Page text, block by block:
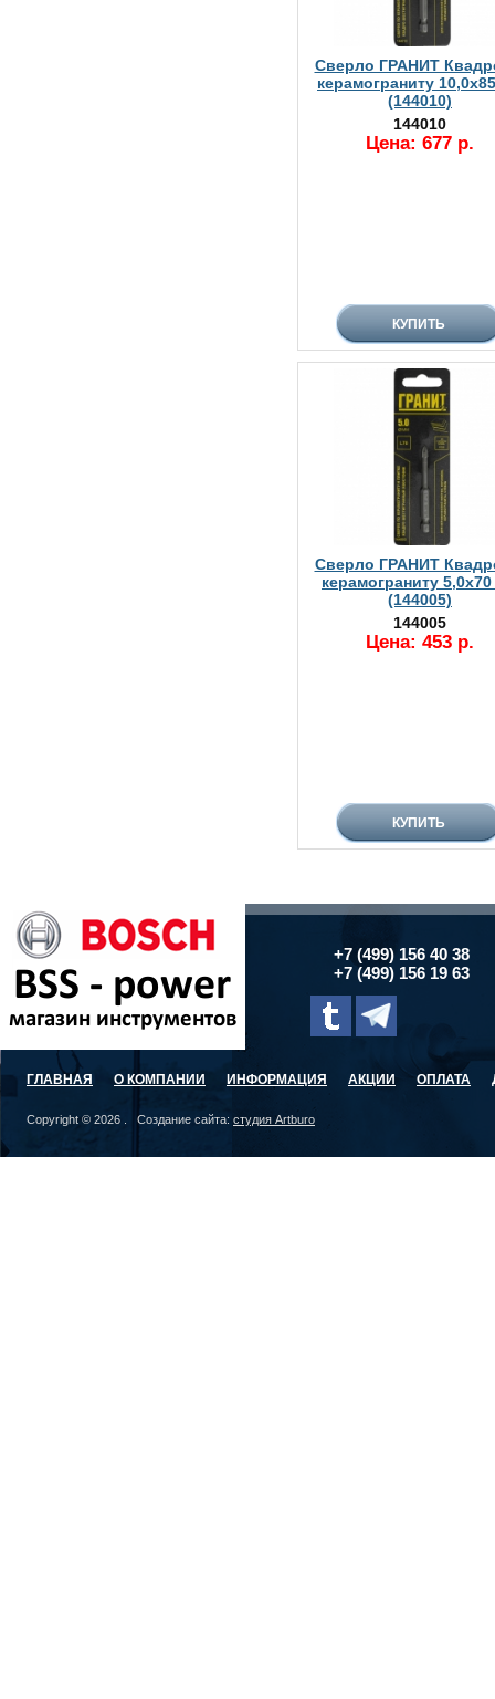
Сверло ГРАНИТ
керамограниту
(144010)
144010
Цена: 677 р.
Сверло ГРАНИТ
керамограниту
(144005)
144005
Цена: 453 р.
+7 (499) 156 40 38
+7 (499) 156 19 63
ГЛАВНАЯ О КОМПАНИИ ИНФОРМАЦИЯ АКЦИИ ОПЛАТА
Copyright © 2026 . Создание сайта: студия Artburo